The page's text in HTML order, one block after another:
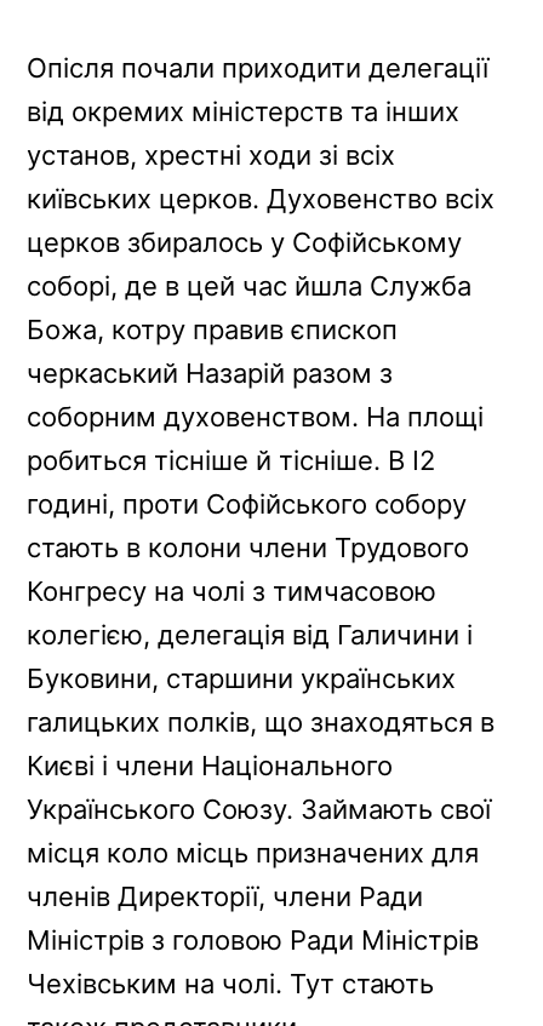
Опісля почали приходити делегації
від окремих міністерств та інших
установ, хрестні ходи зі всіх
київських церков. Духовенство всіх
церков збиралось у Софійському
соборі, де в цей час йшла Служба
Божа, котру правив єпископ
черкаський Назарій разом з
соборним духовенством. На площі
робиться тісніше й тісніше. В І2
годині, проти Софійського собору
стають в колони члени Трудового
Конгресу на чолі з тимчасовою
колегією, делегація від Галичини і
Буковини, старшини українських
галицьких полків, що знаходяться в
Києві і члени Національного
Українського Союзу. Займають свої
місця коло місць призначених для
членів Директорії, члени Ради
Міністрів з головою Ради Міністрів
Чехівським на чолі. Тут стають